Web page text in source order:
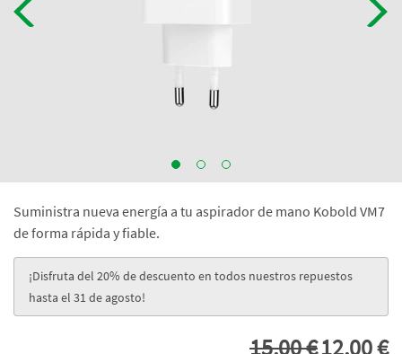
Suministra nueva energía a tu aspirador de mano Kobold VM7
de forma rápida y fiable.
¡Disfruta del 20% de descuento en todos nuestros repuestos
hasta el 31 de agosto!
15,00 €12,00 €